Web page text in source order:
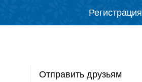
Регистрация
Отправить друзьям